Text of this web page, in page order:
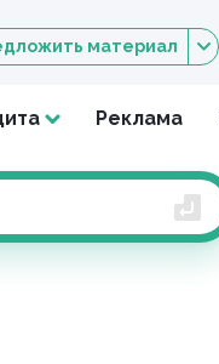
материал
Реклама